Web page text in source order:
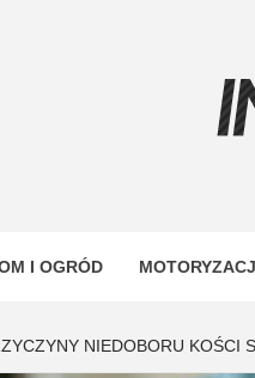
I OGRÓD
NIEDOBORU KOŚCI